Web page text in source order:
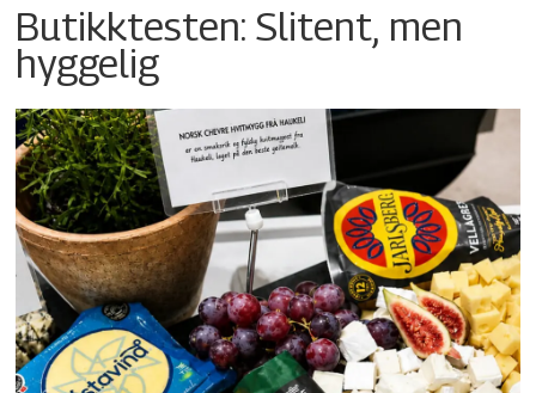
Butikktesten: Slitent, men
hyggelig